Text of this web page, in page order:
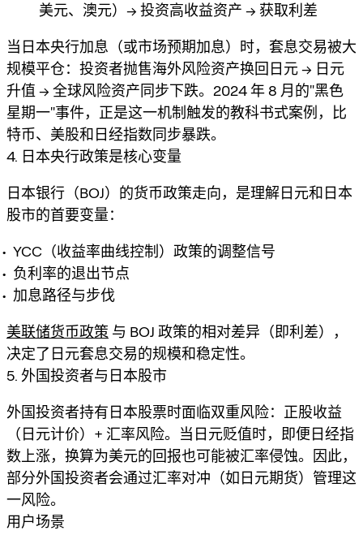
美元、澳元）→ 投资高收益资产 → 获取利差
当日本央行加息（或市场预期加息）时，套息交易被大
规模平仓：投资者抛售海外风险资产换回日元 → 日元
升值 → 全球风险资产同步下跌。2024 年 8 月的"黑色
星期一"事件，正是这一机制触发的教科书式案例，比
特币、美股和日经指数同步暴跌。
4. 日本央行政策是核心变量
日本银行（BOJ）的货币政策走向，是理解日元和日本
股市的首要变量：
YCC（收益率曲线控制）政策的调整信号
负利率的退出节点
加息路径与步伐
美联储货币政策 与 BOJ 政策的相对差异（即利差），
决定了日元套息交易的规模和稳定性。
5. 外国投资者与日本股市
外国投资者持有日本股票时面临双重风险：正股收益
（日元计价）+ 汇率风险。当日元贬值时，即便日经指
数上涨，换算为美元的回报也可能被汇率侵蚀。因此，
部分外国投资者会通过汇率对冲（如日元期货）管理这
一风险。
用户场景